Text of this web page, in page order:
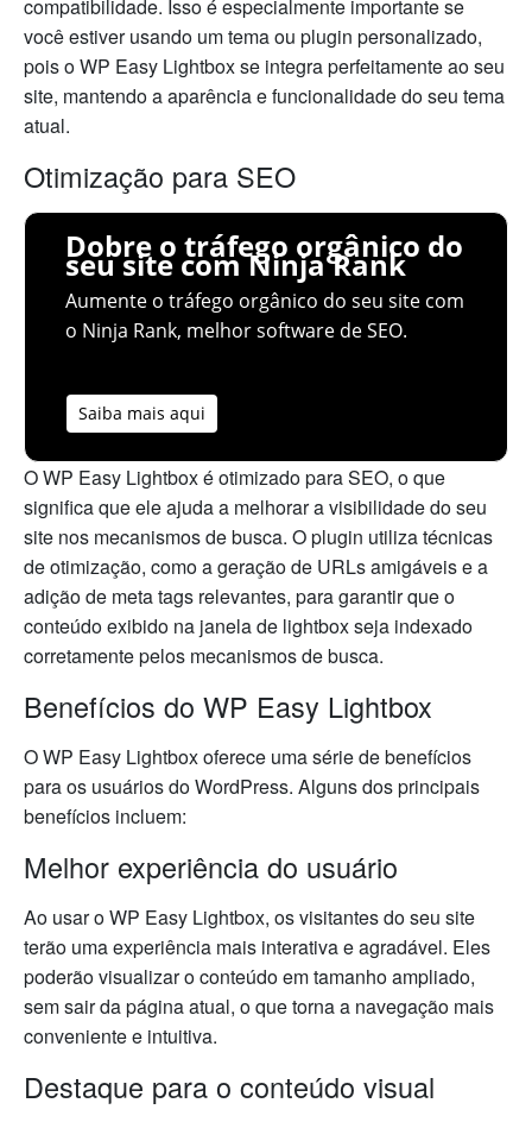
compatibilidade. Isso é especialmente importante se
você estiver usando um tema ou plugin personalizado,
pois o WP Easy Lightbox se integra perfeitamente ao seu
site, mantendo a aparência e funcionalidade do seu tema
atual.
Otimização para SEO
Dobre o tráfego orgânico do
seu site com Ninja Rank
Aumente o tráfego orgânico do seu site com
o Ninja Rank, melhor software de SEO.
Saiba mais aqui
O WP Easy Lightbox é otimizado para SEO, o que
significa que ele ajuda a melhorar a visibilidade do seu
site nos mecanismos de busca. O plugin utiliza técnicas
de otimização, como a geração de URLs amigáveis e a
adição de meta tags relevantes, para garantir que o
conteúdo exibido na janela de lightbox seja indexado
corretamente pelos mecanismos de busca.
Benefícios do WP Easy Lightbox
O WP Easy Lightbox oferece uma série de benefícios
para os usuários do WordPress. Alguns dos principais
benefícios incluem:
Melhor experiência do usuário
Ao usar o WP Easy Lightbox, os visitantes do seu site
terão uma experiência mais interativa e agradável. Eles
poderão visualizar o conteúdo em tamanho ampliado,
sem sair da página atual, o que torna a navegação mais
conveniente e intuitiva.
Destaque para o conteúdo visual